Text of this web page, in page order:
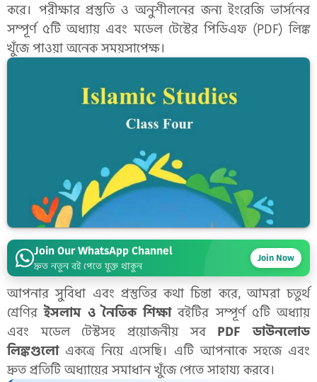
করে। পরীক্ষার প্রস্তুতি ও অনুশীলনের জন্য ইংরেজি ভার্সনের
সম্পূর্ণ ৫টি অধ্যায় এবং মডেল টেস্টের পিডিএফ (PDF) লিঙ্ক
খুঁজে পাওয়া অনেক সময়সাপেক্ষ।
Join Our WhatsApp Channel
দ্রুত নতুন বই পেতে যুক্ত থাকুন
Join Now
আপনার সুবিধা এবং প্রস্তুতির কথা চিন্তা করে, আমরা চতুর্থ
শ্রেণিরইসলাম ও নৈতিক শিক্ষাবইটির সম্পূর্ণ ৫টি অধ্যায়
এবং মডেল টেস্টসহ প্রয়োজনীয় সব PDF ডাউনলোড
লিঙ্কগুলোএকত্রে নিয়ে এসেছি। এটি আপনাকে সহজে এবং
দ্রুত প্রতিটি অধ্যায়ের সমাধান খুঁজে পেতে সাহায্য করবে।